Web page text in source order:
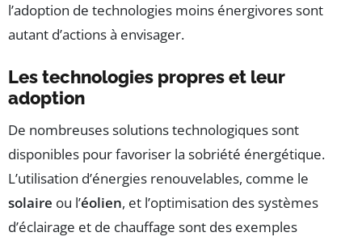
l’adoption de technologies moins énergivores sont
autant d’actions à envisager.
Les technologies propres et leur
adoption
De nombreuses solutions technologiques sont
disponibles pour favoriser la sobriété énergétique.
L’utilisation d’énergies renouvelables, comme le
solaire ou l’éolien, et l’optimisation des systèmes
d’éclairage et de chauffage sont des exemples